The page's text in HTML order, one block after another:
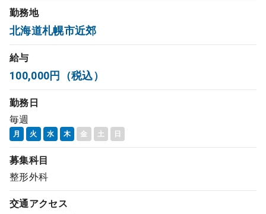
DtoDの転職・アルバイト支援
コンサルタント
成功事例
転職ノウハウ
勤務地
北海道札幌市近郊
給与
100,000円（税込）
勤務日
毎週
月 火 水 木 金 土 日
募集科目
整形外科
交通アクセス